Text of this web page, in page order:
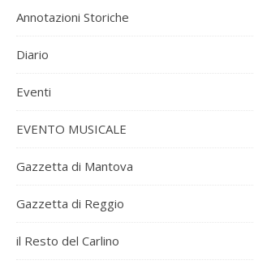
Annotazioni Storiche
Diario
Eventi
EVENTO MUSICALE
Gazzetta di Mantova
Gazzetta di Reggio
il Resto del Carlino